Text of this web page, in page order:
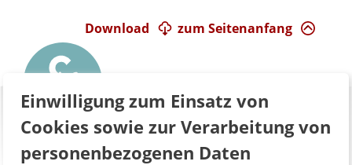
zum Seitenanfang
Download
Einwilligung zum Einsatz von
Cookies sowie zur Verarbeitung von
personenbezogenen Daten